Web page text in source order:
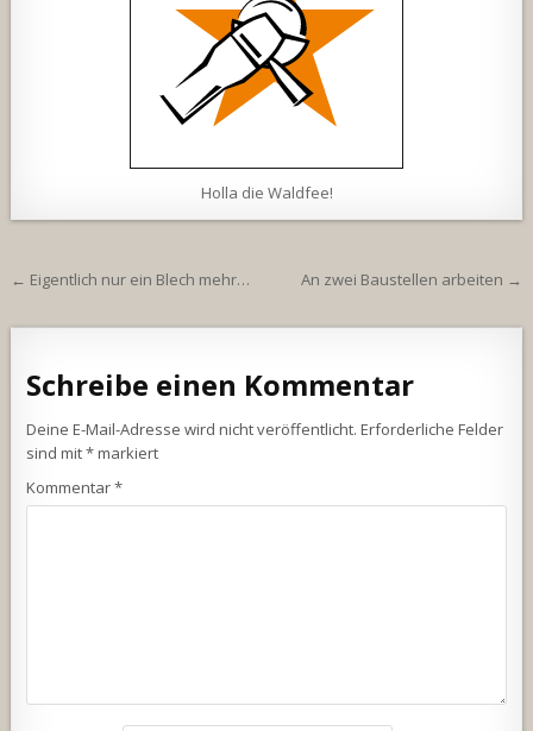
Holla die Waldfee!
Beitragsnavigation
← Eigentlich nur ein Blech mehr… An zwei Baustellen arbeiten →
Schreibe einen Kommentar
Deine E-Mail-Adresse wird nicht veröffentlicht. Erforderliche Felder
sind mit*markiert
Kommentar*